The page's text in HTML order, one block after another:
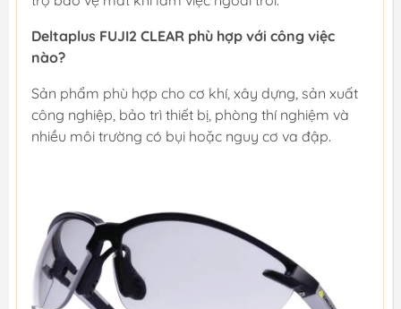
Deltaplus FUJI2 CLEAR phù hợp với công việc
nào?
Sản phẩm phù hợp cho cơ khí, xây dựng, sản xuất
công nghiệp, bảo trì thiết bị, phòng thí nghiệm và
nhiều môi trường có bụi hoặc nguy cơ va đập.